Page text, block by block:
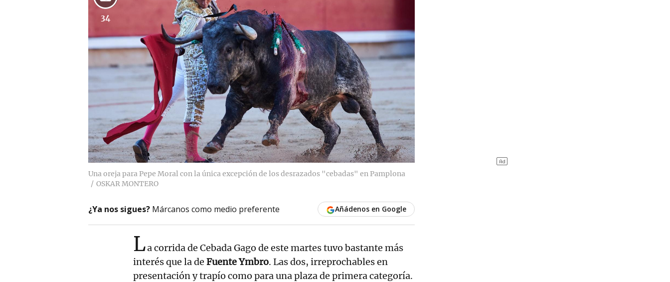
34
Una oreja para Pepe Moral con la única excepción de los desrazados "cebadas" en Pamplona
OSKAR MONTERO
¿Ya nos sigues? Márcanos como medio preferente Añádenos en Google
La corrida de Cebada Gago de este martes tuvo bastante más
interés que la de Fuente Ymbro. Las dos, irreprochables en
presentación y trapío como para una plaza de primera categoría.